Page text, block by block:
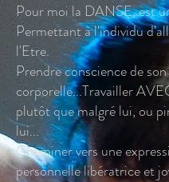
Pour moi la DANSE, est
Permettant à l'individu
l'Etre.
Prendre conscience de
corporelle...Travailler
plutôt que malgré lui, ou
lui...
Cheminer vers une
personnelle libératrice et